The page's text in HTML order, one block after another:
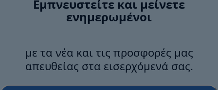
Εμπνευστείτε και μείνετε
ενημερωμένοι
με τα νέα και τις προσφορές μας
απευθείας στα εισερχόμενά σας.